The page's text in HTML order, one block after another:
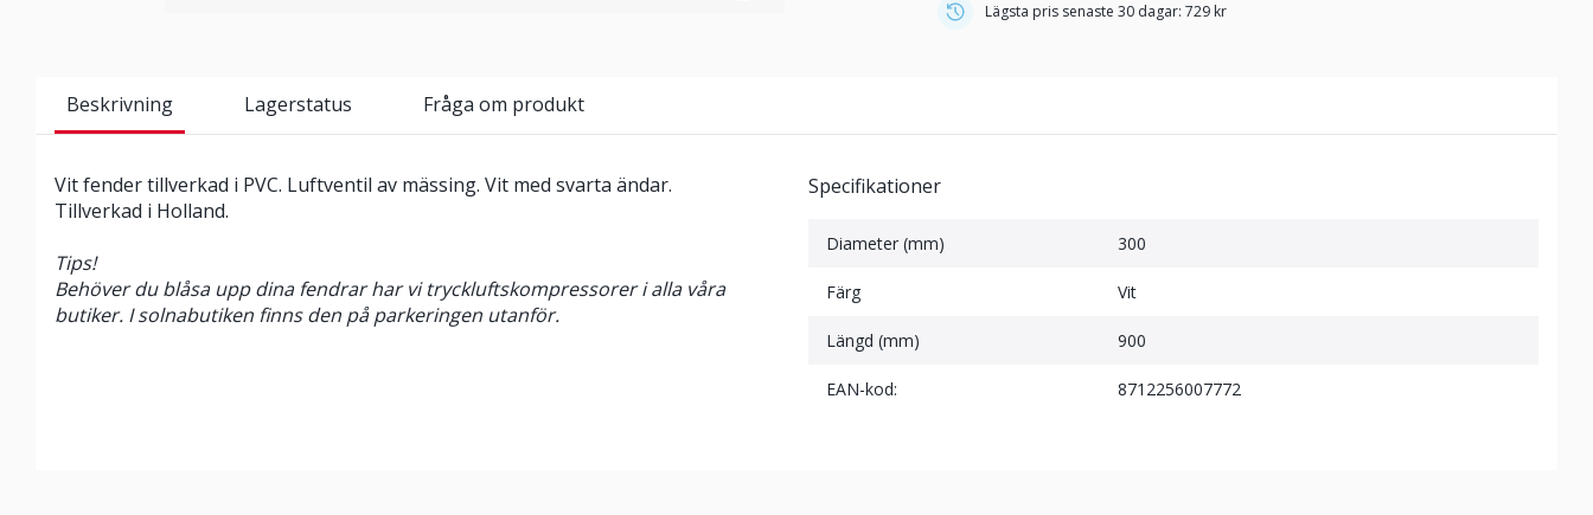
Lägsta pris senaste 30 dagar: 729 kr
Beskrivning Lagerstatus Fråga om produkt
Vit fender tillverkad i PVC. Luftventil av mässing. Vit med svarta ändar.
Tillverkad i Holland.
Tips!
Behöver du blåsa upp dina fendrar har vi tryckluftskompressorer i alla våra
butiker. I solnabutiken finns den på parkeringen utanför.
Specifikationer
Diameter (mm) 300
Färg Vit
Längd (mm) 900
EAN-kod: 8712256007772